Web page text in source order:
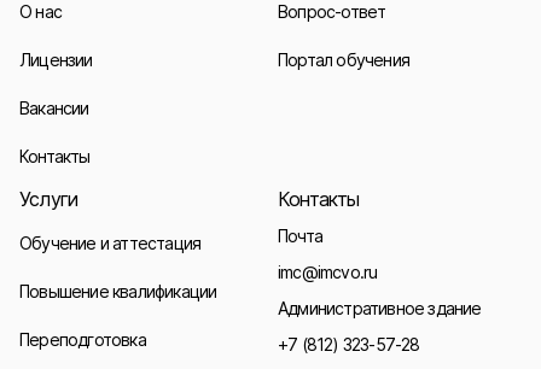
О нас
Лицензии
Вакансии
Контакты
Вопрос-ответ
Портал обучения
Услуги
Обучение и аттестация
Повышение квалификации
Переподготовка
Контакты
Почта
imc@imcvo.ru
Административное здание
+7 (812) 323-57-28